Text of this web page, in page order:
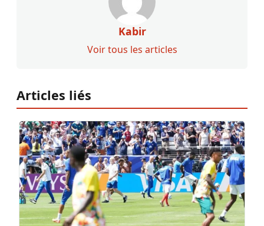
Kabir
Voir tous les articles
Articles liés